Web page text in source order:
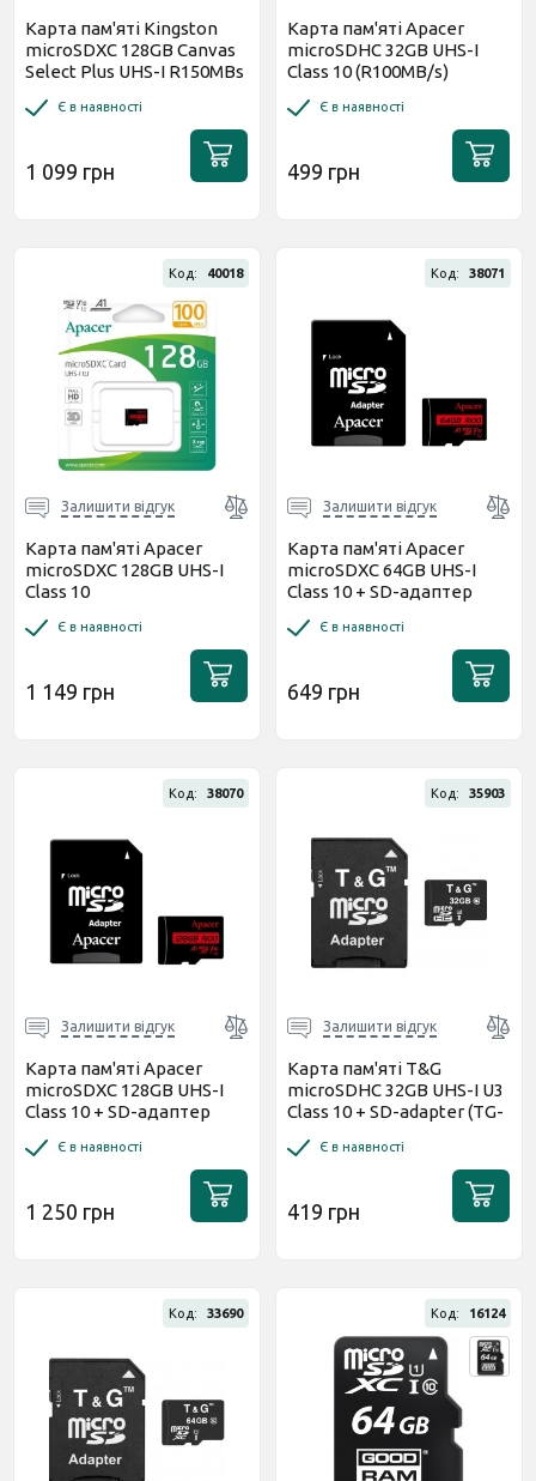
Карта пам'яті Kingston
microSDXC 128GB Canvas
Select Plus UHS-I R150MBs
(SDCS3/128GB)
Є в наявності
1 099 грн
Карта пам'яті Apacer
microSDHC 32GB UHS-I
Class 10 (R100MB/s)
Є в наявності
499 грн
Код: 40018
Залишити відгук
Карта пам'яті Apacer
microSDXC 128GB UHS-I
Class 10
Є в наявності
1 149 грн
Код: 38071
Залишити відгук
Карта пам'яті Apacer
microSDXC 64GB UHS-I
Class 10 + SD-адаптер
Є в наявності
649 грн
Код: 38070
Залишити відгук
Карта пам'яті Apacer
microSDXC 128GB UHS-I
Class 10 + SD-адаптер
Є в наявності
1 250 грн
Код: 35903
Залишити відгук
Карта пам'яті T&G
microSDHC 32GB UHS-I U3
Class 10 + SD-adapter (TG-
Є в наявності
419 грн
Код: 33690 Код: 16124